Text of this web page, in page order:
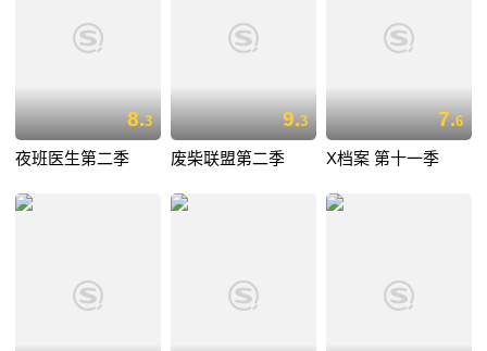
8.3
夜班医生第二季
9.3
废柴联盟第二季
7.6
X档案 第十一季